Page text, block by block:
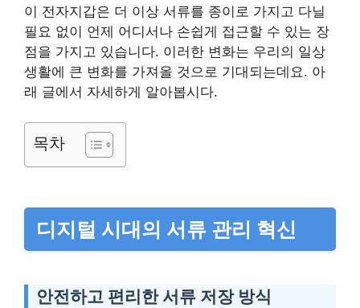
이 전자지갑은 더 이상 서류를 종이로 가지고 다닐
필요 없이 언제 어디서나 손쉽게 접근할 수 있는 장
점을 가지고 있습니다. 이러한 변화는 우리의 일상
생활에 큰 변화를 가져올 것으로 기대되는데요. 아
래 글에서 자세하게 알아봅시다.
목차
디지털 시대의 서류 관리 혁신
안전하고 편리한 서류 저장 방식